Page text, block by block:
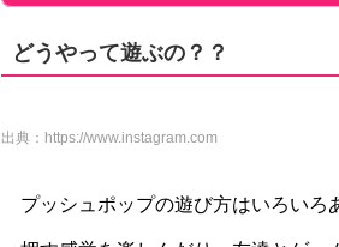
どうやって遊ぶの？？
出典： https://www.instagram.com
プッシュポップの遊び方はいろいろ